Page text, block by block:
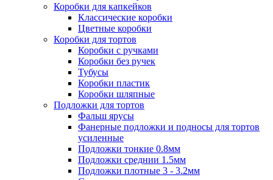
Коробки для капкейков
Классические коробки
Цветные коробки
Коробки для тортов
Коробки с ручками
Коробки без ручек
Тубусы
Коробки пластик
Коробки шляпные
Подложки для тортов
Фальш ярусы
Фанерные подложки и подносы для тортов
усиленные
Подложки тонкие 0.8мм
Подложки среднии 1.5мм
Подложки плотные 3 - 3.2мм